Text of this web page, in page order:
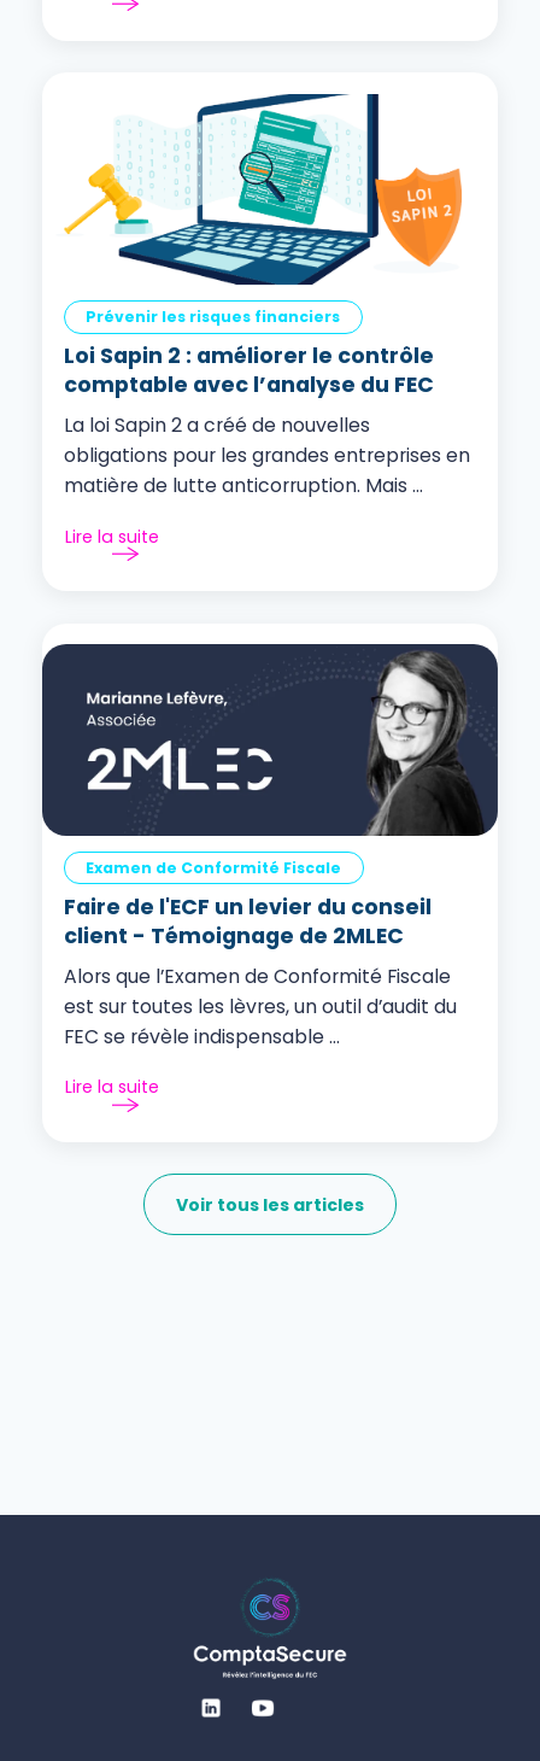
Prévenir les risques financiers
Loi Sapin 2 : améliorer le contrôle
comptable avec l’analyse du FEC
La loi Sapin 2 a créé de nouvelles
obligations pour les grandes entreprises en
matière de lutte anticorruption. Mais ...
Lire la suite
Examen de Conformité Fiscale
Faire de l'ECF un levier du conseil
client - Témoignage de 2MLEC
Alors que l’Examen de Conformité Fiscale
est sur toutes les lèvres, un outil d’audit du
FEC se révèle indispensable ...
Lire la suite
Voir tous les articles